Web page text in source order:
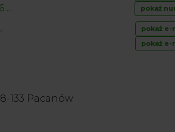
... pokaż
pokaż e-
pokaż e-
133 Pacanów